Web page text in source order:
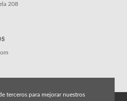
208
terceros para mejorar nuestros